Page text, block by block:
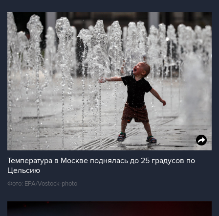
Температура в Москве поднялась до 25 градусов по
Цельсию
Фото: EPA/Vostock-photo